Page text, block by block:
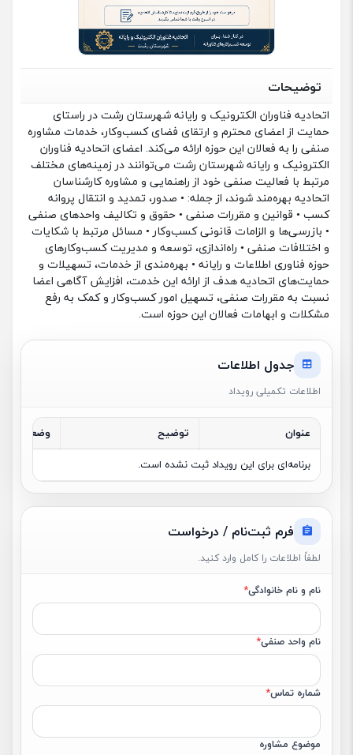
توضیحات
اتحادیه فناوران الکترونیک و رایانه شهرستان رشت در راستای
حمایت از اعضای محترم و ارتقای فضای کسب‌وکار، خدمات مشاوره
صنفی را به فعالان این حوزه ارائه می‌کند. اعضای اتحادیه فناوران
الکترونیک و رایانه شهرستان رشت می‌توانند در زمینه‌های مختلف
مرتبط با فعالیت صنفی خود از راهنمایی و مشاوره کارشناسان
اتحادیه بهره‌مند شوند، از جمله: • صدور، تمدید و انتقال پروانه
کسب • قوانین و مقررات صنفی • حقوق و تکالیف واحدهای صنفی
• بازرسی‌ها و الزامات قانونی کسب‌وکار • مسائل مرتبط با شکایات
و اختلافات صنفی • راه‌اندازی، توسعه و مدیریت کسب‌وکارهای
حوزه فناوری اطلاعات و رایانه • بهره‌مندی از خدمات، تسهیلات و
حمایت‌های اتحادیه هدف از ارائه این خدمت، افزایش آگاهی اعضا
نسبت به مقررات صنفی، تسهیل امور کسب‌وکار و کمک به رفع
مشکلات و ابهامات فعالان این حوزه است.
جدول اطلاعات
اطلاعات تکمیلی رویداد
عنوان توضیح
وضعیت
برنامه‌ای برای این رویداد ثبت نشده است.
فرم ثبت‌نام / درخواست
لطفاً اطلاعات را کامل وارد کنید.
نام و نام خانوادگی*
نام واحد صنفی*
شماره تماس*
موضوع مشاوره